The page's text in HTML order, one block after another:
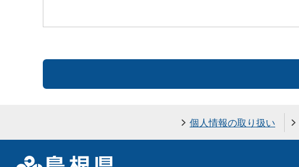
個人情報の取り扱い